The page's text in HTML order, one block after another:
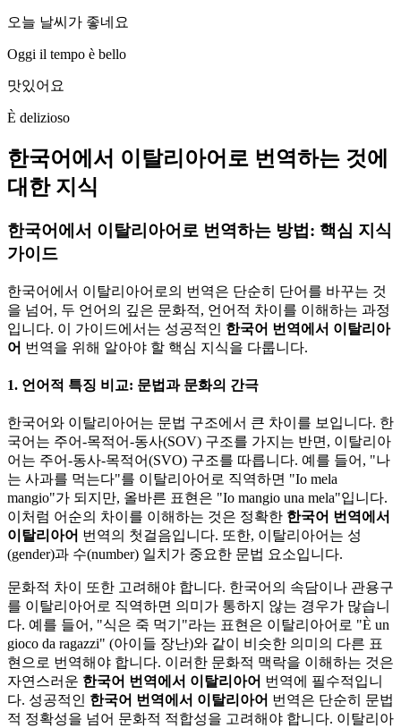
오늘 날씨가 좋네요
Oggi il tempo è bello
맛있어요
È delizioso
한국어에서 이탈리아어로 번역하는 것에
대한 지식
한국어에서 이탈리아어로 번역하는 방법: 핵심 지식
가이드
한국어에서 이탈리아어로의 번역은 단순히 단어를 바꾸는 것
을 넘어, 두 언어의 깊은 문화적, 언어적 차이를 이해하는 과정
입니다. 이 가이드에서는 성공적인 한국어 번역에서 이탈리아
어 번역을 위해 알아야 할 핵심 지식을 다룹니다.
1. 언어적 특징 비교: 문법과 문화의 간극
한국어와 이탈리아어는 문법 구조에서 큰 차이를 보입니다. 한
국어는 주어-목적어-동사(SOV) 구조를 가지는 반면, 이탈리아
어는 주어-동사-목적어(SVO) 구조를 따릅니다. 예를 들어, "나
는 사과를 먹는다"를 이탈리아어로 직역하면 "Io mela
mangio"가 되지만, 올바른 표현은 "Io mangio una mela"입니다.
이처럼 어순의 차이를 이해하는 것은 정확한 한국어 번역에서
이탈리아어 번역의 첫걸음입니다. 또한, 이탈리아어는 성
(gender)과 수(number) 일치가 중요한 문법 요소입니다.
문화적 차이 또한 고려해야 합니다. 한국어의 속담이나 관용구
를 이탈리아어로 직역하면 의미가 통하지 않는 경우가 많습니
다. 예를 들어, "식은 죽 먹기"라는 표현은 이탈리아어로 "È un
gioco da ragazzi" (아이들 장난)와 같이 비슷한 의미의 다른 표
현으로 번역해야 합니다. 이러한 문화적 맥락을 이해하는 것은
자연스러운 한국어 번역에서 이탈리아어 번역에 필수적입니
다. 성공적인 한국어 번역에서 이탈리아어 번역은 단순히 문법
적 정확성을 넘어 문화적 적합성을 고려해야 합니다. 이탈리아